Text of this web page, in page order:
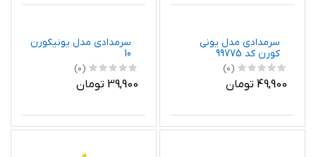
سرمدادی مدل یونی
کورن کد 99775
(0)
49,900 تومان
سرمدادی مدل یونیکورن
10
(0)
39,900 تومان